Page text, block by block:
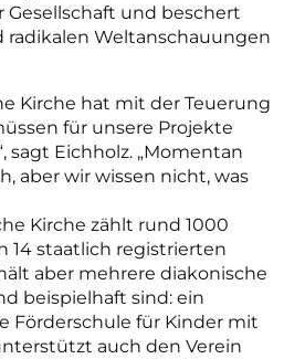
Gesellschaft und beschert
Weltanschauungen
Kirche hat mit der Teuerung
für unsere Projekte
sagt Eichholz. „Momentan
aber wir wissen nicht, was
Kirche zählt rund 1000
14 staatlich registrierten
aber mehrere diakonische
beispielhaft sind: ein
Förderschule für Kinder mit
auch den Verein